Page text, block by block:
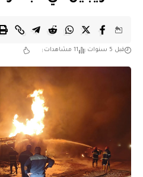
قبل 5 سنوات 11 مشاهدات